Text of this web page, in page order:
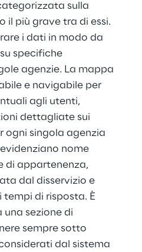
sulla
il più grave tra di essi.
i dati in modo da
specifiche
agenzie. La mappa
e navigabile per
agli utenti,
dettagliate sui
ogni singola agenzia
nome
di appartenenza,
dal disservizio e
di risposta. È
sezione di
sempre sotto
dal sistema